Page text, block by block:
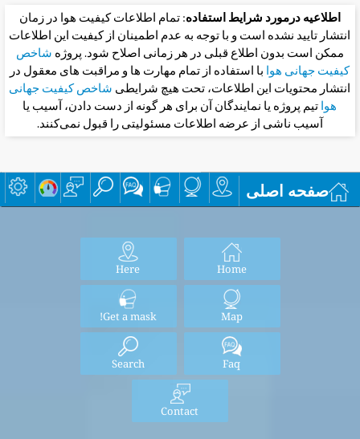
اطلاعیه درمورد شرایط استفاده: تمام اطلاعات کیفیت هوا در زمان
انتشار تایید نشده است و با توجه به عدم اطمینان از کیفیت این اطلاعات
ممکن است بدون اطلاع قبلی در هر زمانی اصلاح شود. پروژهشاخص
کیفیت جهانی هوابا استفاده از تمام مهارت ها و مراقبت های معقول در
انتشار محتویات این اطلاعات، تحت هیچ شرایطیشاخص کیفیت جهانی
هواتیم پروژه یا نمایندگان آن برای هر گونه از دست دادن، آسیب یا
آسیب ناشی از عرضه اطلاعات مسئولیتی را قبول نمی‌کنند.
صفحه اصلی
Home
Here
Map
Get a mask!
Faq
Search
Contact